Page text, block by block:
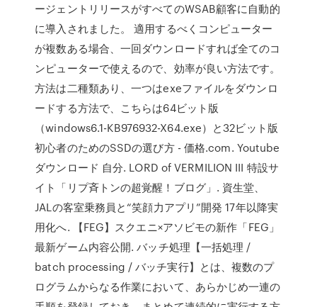
ージェントリリースがすべてのWSAB顧客に自動的
に導入されました。 適用するべくコンピューター
が複数ある場合、一回ダウンロードすれば全てのコ
ンピューターで使えるので、効率が良い方法です。
方法は二種類あり、一つはexeファイルをダウンロ
ードする方法で、こちらは64ビット版
（windows6.1-KB976932-X64.exe）と32ビット版
初心者のためのSSDの選び方 - 価格.com. Youtube
ダウンロード 自分. LORD of VERMILION III 特設サ
イト「リプ斉トンの超覚醒！ブログ」. 資生堂、
JALの客室乗務員と“笑顔力アプリ”開発 17年以降実
用化へ. 【FEG】スクエニ×アソビモの新作「FEG」
最新ゲーム内容公開. バッチ処理【一括処理 /
batch processing / バッチ実行】とは、複数のプ
ログラムからなる作業において、あらかじめ一連の